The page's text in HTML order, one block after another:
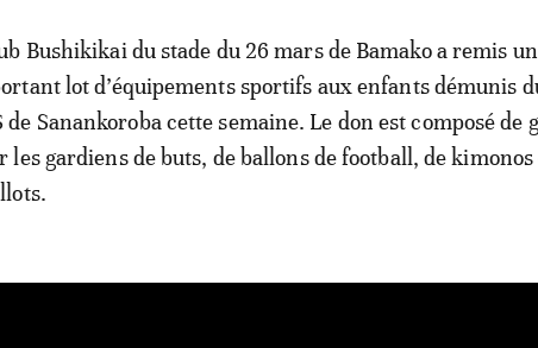
Bushikikai du stade du 26 mars de Bamako a remis un
lot d’équipements sportifs aux enfants démunis
de Sanankoroba cette semaine. Le don est composé de
les gardiens de buts, de ballons de football, de kimonos